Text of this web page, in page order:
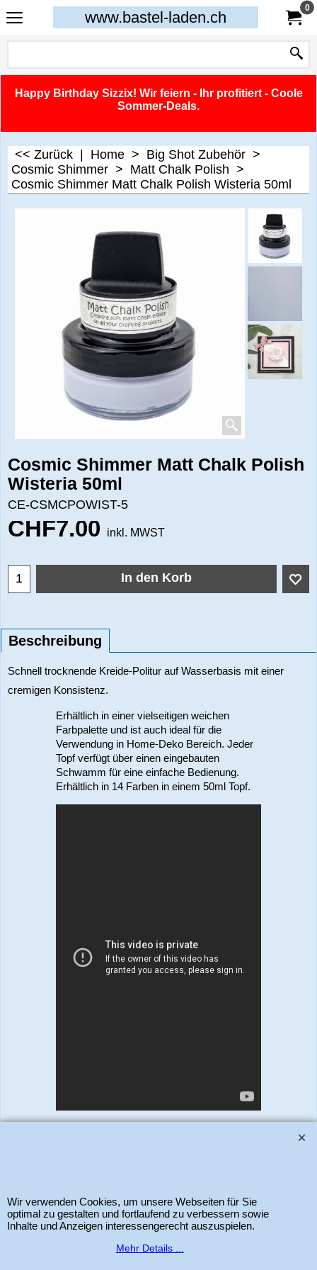
www.bastel-laden.ch
0
Happy Birthday Sizzix! Wir feiern - Ihr profitiert - Coole
Sommer-Deals.
<< Zurück Home > Big Shot Zubehör >
Cosmic Shimmer > Matt Chalk Polish >
Cosmic Shimmer Matt Chalk Polish Wisteria 50ml
Cosmic Shimmer Matt Chalk Polish
Wisteria 50ml
CE-CSMCPOWIST-5
CHF7.00 inkl. MWST
In den Korb
Beschreibung
Schnell trocknende Kreide-Politur auf Wasserbasis mit einer
cremigen Konsistenz.
Erhältlich in einer vielseitigen weichen
Farbpalette und ist auch ideal für die
Verwendung in Home-Deko Bereich. Jeder
Topf verfügt über einen eingebauten
Schwamm für eine einfache Bedienung.
Erhältlich in 14 Farben in einem 50ml Topf.
WebShop erstellt mit
ShopFactory Shop
Wir verwenden Cookies, um unsere Webseiten für Sie
optimal zu gestalten und fortlaufend zu verbessern sowie
Inhalte und Anzeigen interessengerecht auszuspielen.
Mehr Details ...